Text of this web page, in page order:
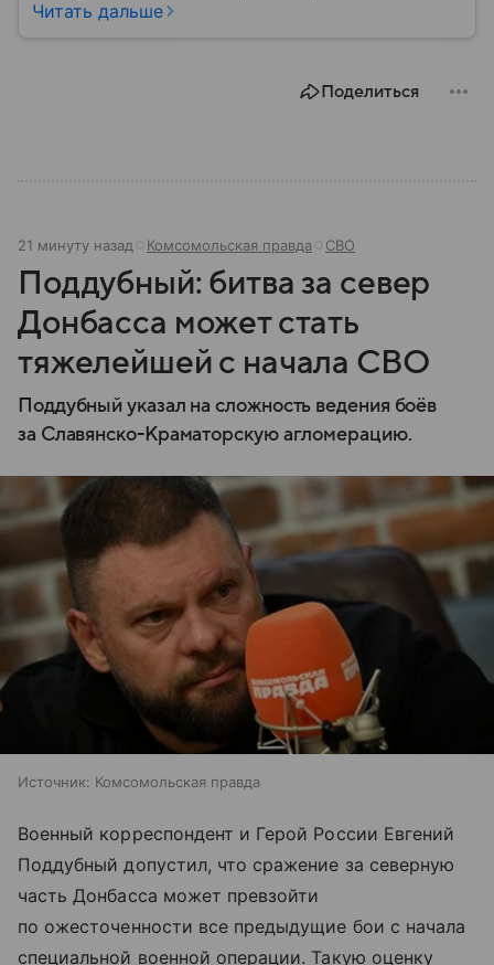
Украиной. Несмотря на свою небольшую
Читать дальше
Поделиться
21 минуту назад Комсомольская правда СВО
Поддубный: битва за север
Донбасса может стать
тяжелейшей с начала СВО
Поддубный указал на сложность ведения боёв
за Славянско-Краматорскую агломерацию.
Источник: Комсомольская правда
Военный корреспондент и Герой России Евгений
Поддубный допустил, что сражение за северную
часть Донбасса может превзойти
по ожесточенности все предыдущие бои с начала
специальной военной операции. Такую оценку